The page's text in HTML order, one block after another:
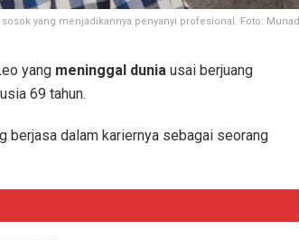
yang menjadikannya penyanyi profesional. Foto: Munad
yang meninggal dunia usai berjuang
69 tahun.
berjasa dalam kariernya sebagai seorang